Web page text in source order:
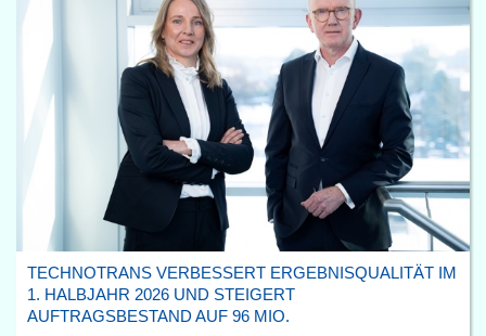
TECHNOTRANS VERBESSERT ERGEBNISQUALITÄT IM
1. HALBJAHR 2026 UND STEIGERT
AUFTRAGSBESTAND AUF 96 MIO.